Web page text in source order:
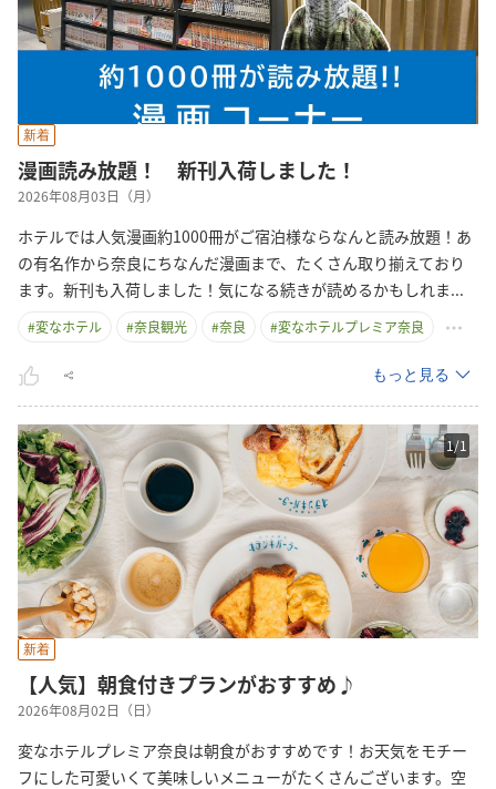
新着
漫画読み放題！ 新刊入荷しました！
2026年08月03日（月）
ホテルでは人気漫画約1000冊がご宿泊様ならなんと読み放題！あ
の有名作から奈良にちなんだ漫画まで、たくさん取り揃えており
ます。新刊も入荷しました！気になる続きが読めるかもしれま...
#変なホテル #奈良観光 #奈良 #変なホテルプレミア奈良
もっと見る
1/1
新着
【人気】朝食付きプランがおすすめ♪
2026年08月02日（日）
変なホテルプレミア奈良は朝食がおすすめです！お天気をモチー
フにした可愛いくて美味しいメニューがたくさんございます。空